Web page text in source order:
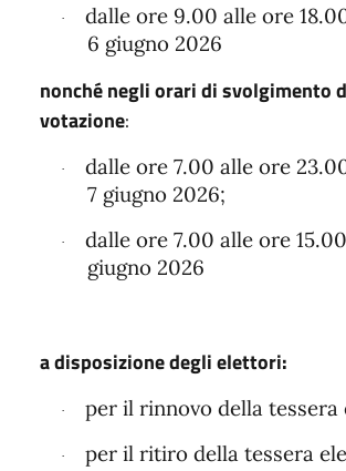
·
dalle ore 9.00 alle ore
6 giugno 2026
nonché negli orari di svolgimento
votazione:
·
dalle ore 7.00 alle ore
7 giugno 2026;
·
dalle ore 7.00 alle ore
giugno 2026
a disposizione degli elettori:
· per il rinnovo della tessera
·
per il ritiro della tessera